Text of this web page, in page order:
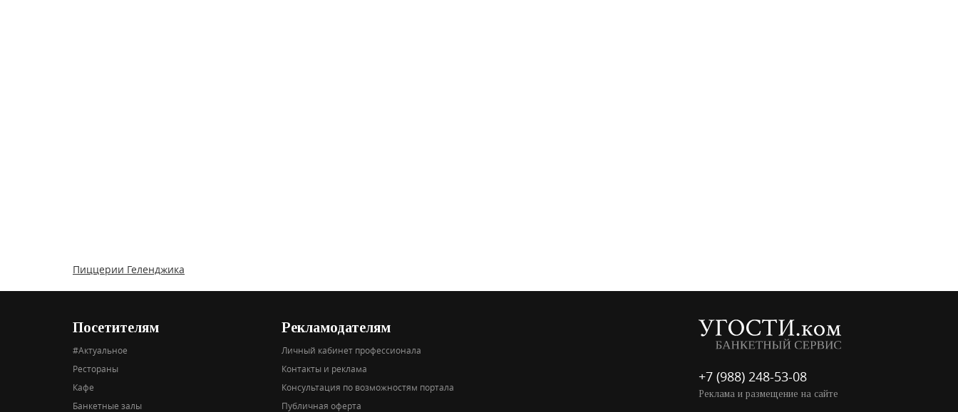
Пиццерии Геленджика
Посетителям
#Актуальное
Рестораны
Кафе
Банкетные залы
Рекламодателям
Личный кабинет профессионала
Контакты и реклама
Консультация по возможностям портала
Публичная оферта
+7 (988) 248-53-08
Реклама и размещение на сайте